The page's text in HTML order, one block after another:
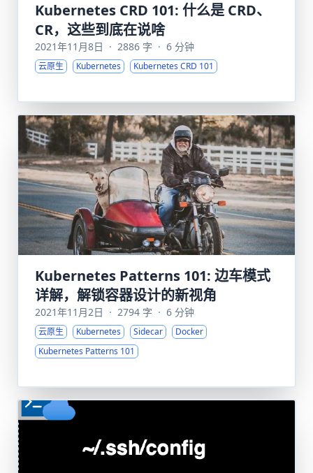
Kubernetes CRD 101: 什么是 CRD、
CR，这些到底在说啥
2021年11月8日 · 2886 字 · 6 分钟
云原生 Kubernetes Kubernetes CRD 101
Kubernetes Patterns 101: 边车模式
详解，解锁容器设计的新视角
2021年11月2日 · 2794 字 · 6 分钟
云原生 Kubernetes Sidecar
Docker
Kubernetes Patterns 101